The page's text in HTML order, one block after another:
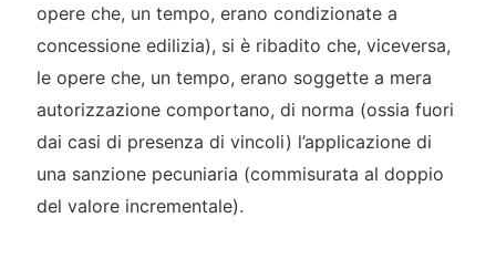
opere che, un tempo, erano condizionate a
concessione edilizia), si è ribadito che, viceversa,
le opere che, un tempo, erano soggette a mera
autorizzazione comportano, di norma (ossia fuori
dai casi di presenza di vincoli) l’applicazione di
una sanzione pecuniaria (commisurata al doppio
del valore incrementale).